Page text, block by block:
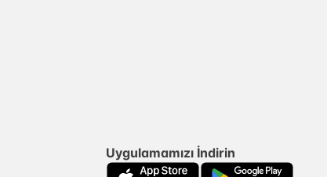
Uygulamamızı İndirin